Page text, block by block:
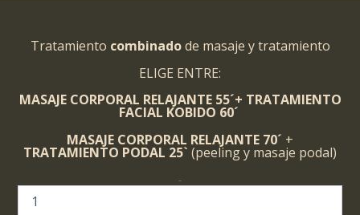
Tratamiento combinadode masaje y tratamiento
ELIGE ENTRE:
MASAJE CORPORAL RELAJANTE 55´+ TRATAMIENTO
FACIAL KOBIDO 60´
MASAJE CORPORAL RELAJANTE 70´ +
TRATAMIENTO PODAL 25` (peeling y masaje podal)
-